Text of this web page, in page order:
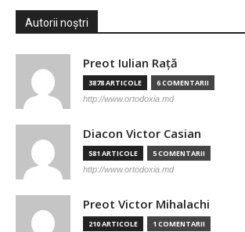
Autorii noștri
Preot Iulian Raţă
3878 ARTICOLE 6 COMENTARII
http://www.ortodoxia.md
Diacon Victor Casian
581 ARTICOLE 5 COMENTARII
http://www.ortodoxia.md
Preot Victor Mihalachi
210 ARTICOLE 1 COMENTARII